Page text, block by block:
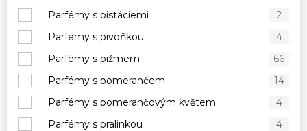
Parfémy s pistáciemi
2
Parfémy s pivoňkou
4
Parfémy s pižmem
66
Parfémy s pomerančem
14
Parfémy s pomerančovým květem
4
Parfémy s pralinkou
4